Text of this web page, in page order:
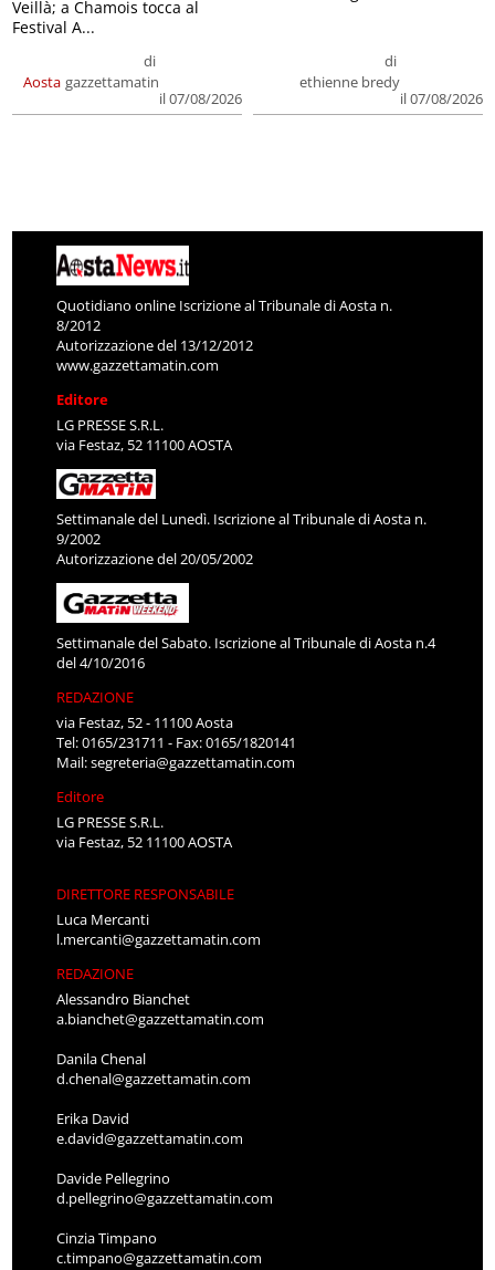
Aosta
di
gazzettamatin
il 07/08/2026
Veillà; a Chamois tocca al
Festival A...
di
ethienne bredy
il 07/08/2026
Quotidiano online Iscrizione al Tribunale di Aosta n.
8/2012
Autorizzazione del 13/12/2012
www.gazzettamatin.com
Editore
LG PRESSE S.R.L.
via Festaz, 52 11100 AOSTA
Settimanale del Lunedì. Iscrizione al Tribunale di Aosta n.
9/2002
Autorizzazione del 20/05/2002
Settimanale del Sabato. Iscrizione al Tribunale di Aosta n.4
del 4/10/2016
REDAZIONE
via Festaz, 52 - 11100 Aosta
Tel: 0165/231711 - Fax: 0165/1820141
Mail:segreteria@gazzettamatin.com
Editore
LG PRESSE S.R.L.
via Festaz, 52 11100 AOSTA
DIRETTORE RESPONSABILE
Luca Mercanti
l.mercanti@gazzettamatin.com
REDAZIONE
Alessandro Bianchet
a.bianchet@gazzettamatin.com
Danila Chenal
d.chenal@gazzettamatin.com
Erika David
e.david@gazzettamatin.com
Davide Pellegrino
d.pellegrino@gazzettamatin.com
Cinzia Timpano
c.timpano@gazzettamatin.com